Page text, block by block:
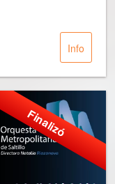
Info
Finalizó